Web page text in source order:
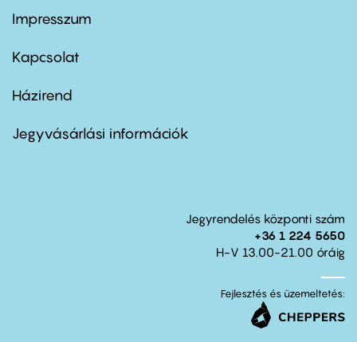
Footer
first
Impresszum
Kapcsolat
Footer
second
Házirend
Jegyvásárlási információk
Jegyrendelés központi szám
+36 1 224 5650
H-V 13.00-21.00 óráig
Fejlesztés és üzemeltetés: